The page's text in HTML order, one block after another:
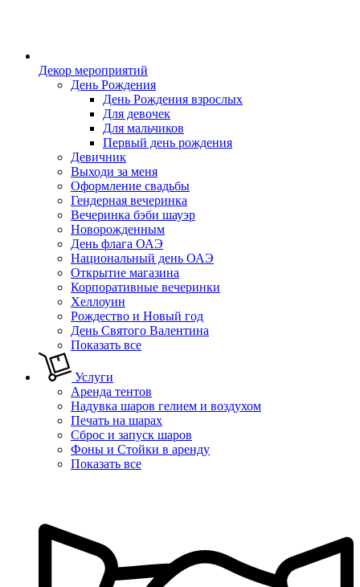
Декор мероприятий
День Рождения
День Рождения взрослых
Для девочек
Для мальчиков
Первый день рождения
Девичник
Выходи за меня
Оформление свадьбы
Гендерная вечеринка
Вечеринка бэби шауэр
Новорожденным
День флага ОАЭ
Национальный день ОАЭ
Открытие магазина
Корпоративные вечеринки
Хеллоуин
Рождество и Новый год
День Святого Валентина
Показать все
Услуги
Аренда тентов
Надувка шаров гелием и воздухом
Печать на шарах
Сброс и запуск шаров
Фоны и Стойки в аренду
Показать все